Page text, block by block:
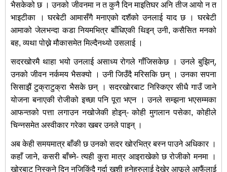
भैसकेको छ । उनको जीवनमा न त कुनै दिन माइतिघर अनि तीज आयो न त
भाइटीका । घरबेटी आमासँगै मनाएको दशैंको उनलाई याद छ । घरबेटी
आमाको जेलभन्दा कडा नियमभित्र बाँधिएकी थिइन् उनी, कसैसित मनको
बह, व्यथा पोख्ने मौकासमेत मिल्दैनथ्यो उसलाई ।
सदरखोरमै थाहा भयो उनलाई असाध्य रोगले गाँजिसकेछ । उनले बुझिन्,
उनको जीवन नर्कमय भैसक्यो । उनी जिउँदै मरिसकि छन् । उनका सपना
सिसाझैं टुक्राटुक्रा भैसके छन् । सदरखोरबाट निस्किएर सीधै गाउँ जाने
योजना बनाएकी रोजीको इच्छा पनि पूरा भएन । उनले सम्झना भएसम्मका
आफन्तको पत्ता लगाउन नखोजेकी होइन्- कोही मुगलान पसेका, कोहीले
चिन्नसमेत अस्वीकार गरेका खबर उनले पाइन् ।
अब केही समयमात्र बाँकी छ उनको सदर खोरभित्र बस्न पाउने अधिकार ।
कहाँ जाने, कसरी बाँच्ने- त्यही कुरा मात्र आइराखेको छ रोजीको मनमा ।
खोरबाट निस्कने दिन नजिकिंदै गर्दा खुशी हुनेहरुलाई देखेर आफूले आफैंलाई